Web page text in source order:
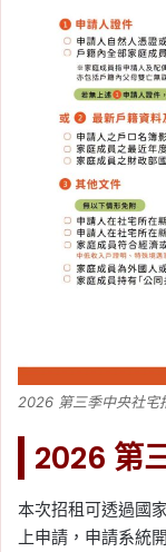
2026 第三季中央社宅
2026 第
本次招租可透過國
上申請，申請系統